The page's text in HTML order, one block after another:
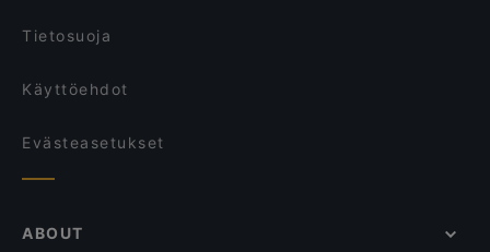
Presto Pizza Suurpelto
Tietosuoja
Käyttöehdot
Evästeasetukset
ABOUT